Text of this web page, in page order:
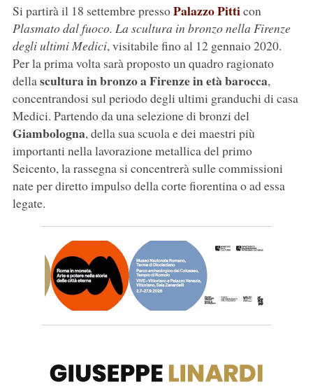
Si partirà il 18 settembre pressoPalazzo Pitticon
Plasmato dal fuoco. La scultura in bronzo nella Firenze
degli ultimi Medici, visitabile fino al 12 gennaio 2020.
Per la prima volta sarà proposto un quadro ragionato
dellascultura in bronzo a Firenze in età barocca,
concentrandosi sul periodo degli ultimi granduchi di casa
Medici. Partendo da una selezione di bronzi del
Giambologna, della sua scuola e dei maestri più
importanti nella lavorazione metallica del primo
Seicento, la rassegna si concentrerà sulle commissioni
nate per diretto impulso della corte fiorentina o ad essa
legate.